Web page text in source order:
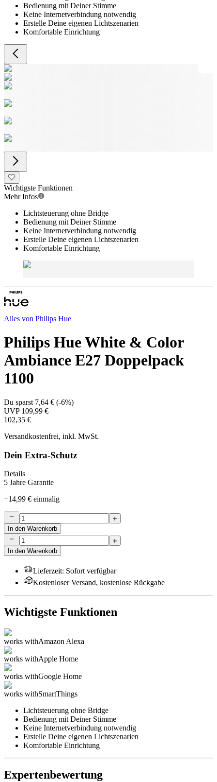
Bedienung mit Deiner Stimme
Keine Internetverbindung notwendig
Erstelle Deine eigenen Lichtszenarien
Komfortable Einrichtung
Wichtigste Funktionen
Mehr Infos
Lichtsteuerung ohne Bridge
Bedienung mit Deiner Stimme
Keine Internetverbindung notwendig
Erstelle Deine eigenen Lichtszenarien
Komfortable Einrichtung
Alles von Philips Hue
Philips Hue White & Color
Ambiance E27 Doppelpack
1100
Du sparst 7,64 € (-6%)
UVP 109,99 €
102,35 €
Versandkostenfrei, inkl. MwSt.
Dein Extra-Schutz
Details
5 Jahre Garantie
+14,99 € einmalig
In den Warenkorb
In den Warenkorb
Lieferzeit: Sofort verfügbar
Kostenloser Versand, kostenlose Rückgabe
Wichtigste Funktionen
works withAmazon Alexa
works withApple Home
works withGoogle Home
works withSmartThings
Lichtsteuerung ohne Bridge
Bedienung mit Deiner Stimme
Keine Internetverbindung notwendig
Erstelle Deine eigenen Lichtszenarien
Komfortable Einrichtung
Expertenbewertung